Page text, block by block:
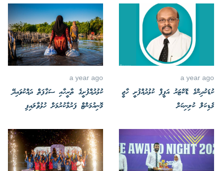
a year ago
ކުޑަކުދިންގެ ޑޮކްޓަރު އަފީފް ކުޅުދުއްފުށީ ހާޖީ
މެޑިކަލް ކުލިނިކަށް
a year ago
ކުޅުދުއްފުށީގެ ތާރީހާއި ސަގާފަތް ދައްކުވައިދޭ
މޮނިއުމަންޓް ފަރުމާކުރުމަށް ހުޅުވާލައިފި